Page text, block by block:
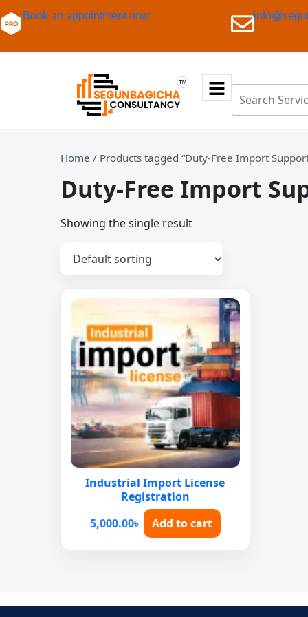
Book an appointment now
Home / Products tagged “Duty-Free Import
Duty-Free Import
Showing the single result
Industrial Import License
Registration
5,000.00৳ Add to cart